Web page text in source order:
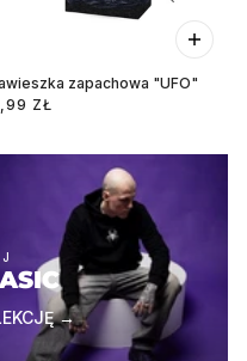
→
zapachowa "UFO"
ZŁ